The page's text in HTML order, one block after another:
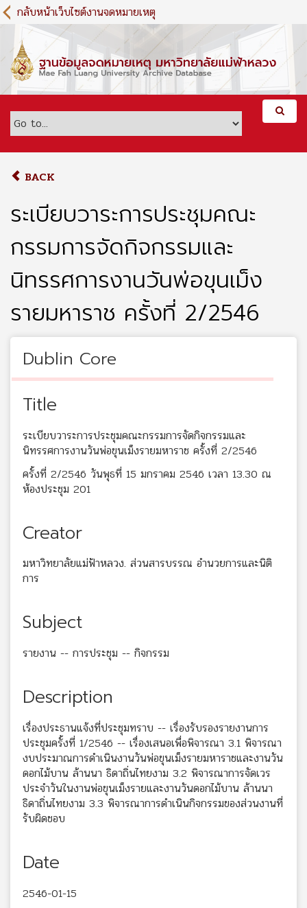
S
k
m
c
กลับหน้าเว็บไซต์งานจดหมายเหตุ
BACK
ระเบียบวาระการประชุมคณะ
กรรมการจัดกิจกรรมและ
นิทรรศการงานวันพ่อขุนเม็ง
รายมหาราช ครั้งที่ 2/2546
Dublin Core
Title
ระเบียบวาระการประชุมคณะกรรมการจัดกิจกรรมและ
นิทรรศการงานวันพ่อขุนเม็งรายมหาราช ครั้งที่ 2/2546
ครั้งที่ 2/2546 วันพุธที่ 15 มกราคม 2546 เวลา 13.30 ณ
ห้องประชุม 201
Creator
มหาวิทยาลัยแม่ฟ้าหลวง. ส่วนสารบรรณ อำนวยการและนิติ
การ
Subject
รายงาน -- การประชุม -- กิจกรรม
Description
เรื่องประธานแจ้งที่ประชุมทราบ -- เรื่องรับรองรายงานการ
ประชุมครั้งที่ 1/2546 -- เรื่องเสนอเพื่อพิจารณา 3.1 พิจารณา
งบประมาณการดำเนินงานวันพ่อขุนเม็งรายมหาราชและงานวัน
ดอกไม้บาน ล้านนา ธิดาถิ่นไทยงาม 3.2 พิจารณาการจัดเวร
ประจำวันในงานพ่อขุนเม็งรายและงานวันดอกไม้บาน ล้านนา
ธิดาถิ่นไทยงาม 3.3 พิจารณาการดำเนินกิจกรรมของส่วนงานที่
รับผิดชอบ
Date
2546-01-15